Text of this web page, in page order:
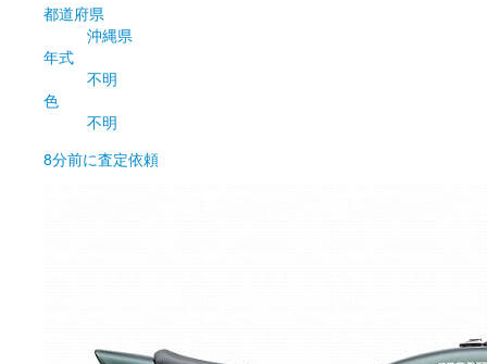
都道府県
沖縄県
年式
不明
色
不明
8分前に査定依頼